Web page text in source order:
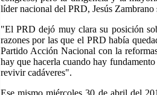
líder nacional del PRD, Jesús
"El PRD dejó muy clara su posición
razones por las que el PRD había
Partido Acción Nacional con la
hay que hacerla cuando hay
revivir cadáveres".
Ese mismo miércoles 30 de abril del